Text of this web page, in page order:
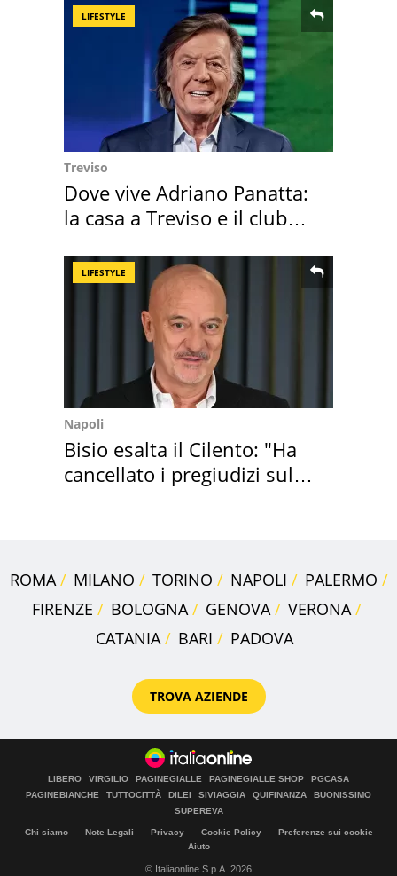
LIFESTYLE
Treviso
Dove vive Adriano Panatta:
la casa a Treviso e il club
LIFESTYLE
Napoli
Bisio esalta il Cilento: "Ha
cancellato i pregiudizi sul
ROMA MILANO TORINO NAPOLI
PALERMO
FIRENZE
BOLOGNA GENOVA
VERONA
CATANIA
BARI PADOVA
TROVA AZIENDE
LIBERO VIRGILIO PAGINEGIALLE PAGINEGIALLE SHOP
PGCASA
PAGINEBIANCHE
TUTTOCITTÀ DILEI SIVIAGGIA QUIFINANZA
BUONISSIMO
SUPEREVA
Chi siamo Note Legali Privacy Cookie Policy
Preferenze sui cookie
Aiuto
© Italiaonline S.p.A. 2026